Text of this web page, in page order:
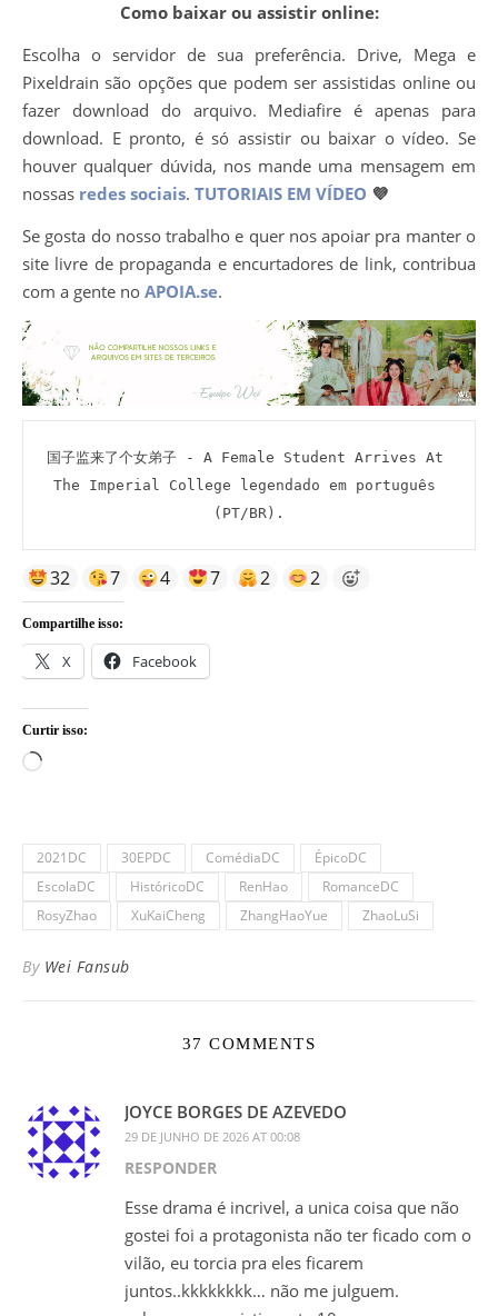
Como baixar ou assistir online:
Escolha o servidor de sua preferência. Drive, Mega e
Pixeldrain são opções que podem ser assistidas online ou
fazer download do arquivo. Mediafire é apenas para
download. E pronto, é só assistir ou baixar o vídeo. Se
houver qualquer dúvida, nos mande uma mensagem em
nossas redes sociais. TUTORIAIS EM VÍDEO 💜
Se gosta do nosso trabalho e quer nos apoiar pra manter o
site livre de propaganda e encurtadores de link, contribua
com a gente no APOIA.se.
国子监来了个女弟子 - A Female Student Arrives At
The Imperial College legendado em português
(PT/BR).
32 7 4 7 2 2
Compartilhe isso:
X Facebook
Curtir isso:
Carregando...
2021DC 30EPDC ComédiaDC
ÉpicoDC
EscolaDC
HistóricoDC RenHao
RomanceDC
RosyZhao
XuKaiCheng ZhangHaoYue ZhaoLuSi
By Wei Fansub
37 COMMENTS
JOYCE BORGES DE AZEVEDO
29 DE JUNHO DE 2026 AT 00:08
RESPONDER
Esse drama é incrivel, a unica coisa que não
gostei foi a protagonista não ter ficado com o
vilão, eu torcia pra eles ficarem
juntos..kkkkkkkk… não me julguem.